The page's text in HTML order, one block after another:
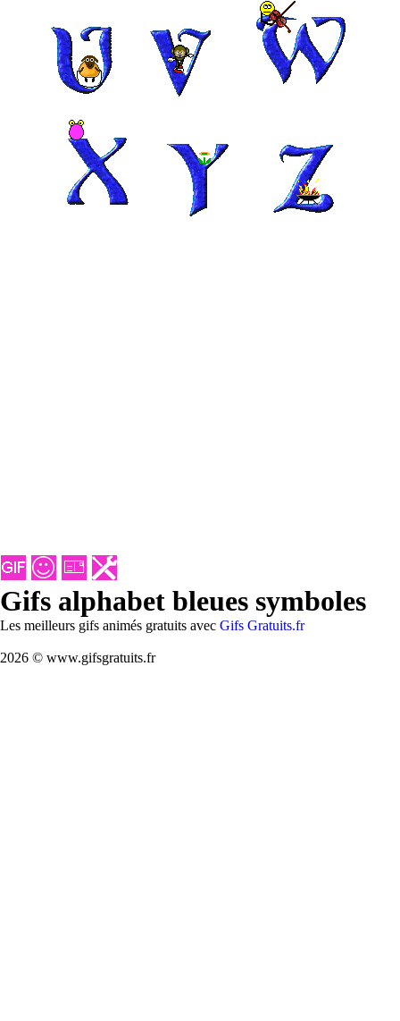
Gifs alphabet bleues symboles
Les meilleurs gifs animés gratuits avec Gifs Gratuits.fr
2026 © www.gifsgratuits.fr